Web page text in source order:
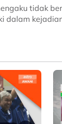
tidak
dalam